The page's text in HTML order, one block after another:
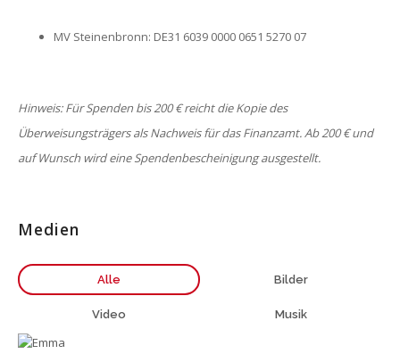
MV Steinenbronn: DE31 6039 0000 0651 5270 07
Hinweis: Für Spenden bis 200 € reicht die Kopie des
Überweisungsträgers als Nachweis für das Finanzamt. Ab 200 € und
auf Wunsch wird eine Spendenbescheinigung ausgestellt.
Medien
Alle Bilder
Video Musik